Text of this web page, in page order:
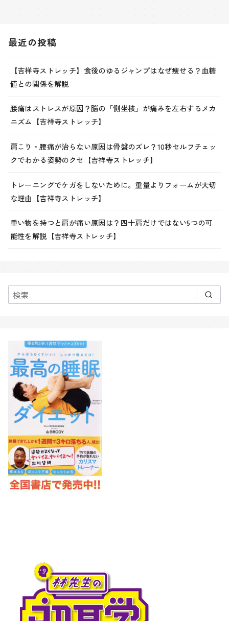
最近の投稿
【吉祥寺ストレッチ】食後のゆるジャンプはなぜ痩せる？血糖
値との関係を解説
腰痛はストレスが原因？脳の「側坐核」が痛みを左右するメカ
ニズム【吉祥寺ストレッチ】
肩こり・腰痛が治らない原因は骨盤のズレ？10秒セルフチェッ
クでわかる姿勢のクセ【吉祥寺ストレッチ】
トレーニングでケガをしないために。重量よりフォームが大切
な理由【吉祥寺ストレッチ】
重い物を持つと肩が痛い原因は？四十肩だけではない5つの可
能性を解説【吉祥寺ストレッチ】